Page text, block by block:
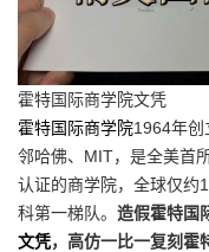
霍特国际商学院文凭
霍特国际商学院1964年创
邻哈佛、MIT，是全美首
认证的商学院，全球仅约
科第一梯队。 造假霍特国
文凭，高仿一比一复刻霍